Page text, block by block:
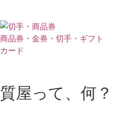
商品券・金券・切手・ギフト
カード
質屋って、何？